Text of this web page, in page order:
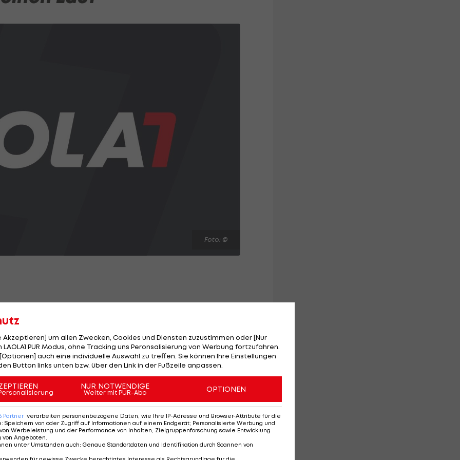
Foto: ©
Runde der Fußball-Bundesliga über einen 2:1-
Rene Renner mit einem Doppelpack das Spiel.
sichern!
Akzeptieren] um allen Zwecken, Cookies und Diensten zuzustimmen oder [Nur
PUR Modus, ohne Tracking uns Peronsalisierung von Werbung fortzufahren.
auch eine individuelle Auswahl zu treffen. Sie können Ihre Einstellungen
Button links unten bzw. über den Link in der Fußzeile anpassen.
NUR NOTWENDIGE
Weiter mit PUR-Abo OPTIONEN
Partner verarbeiten personenbezogene Daten, wie Ihre IP-Adresse und Browser-Attribute für die
: Speichern von oder Zugriff auf Informationen auf einem Endgerät; Personalisierte Werbung und
Werbeleistung und der Performance von Inhalten, Zielgruppenforschung sowie Entwicklung
von Angeboten.
unter Umständen auch: Genaue Standortdaten und Identifikation durch Scannen von